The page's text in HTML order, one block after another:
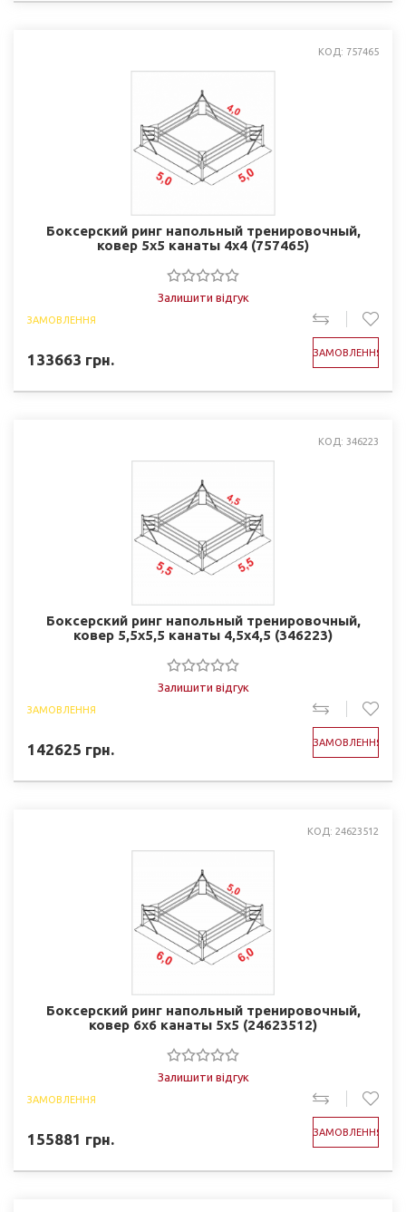
КОД: 757465
Боксерский ринг напольный тренировочный,
ковер 5х5 канаты 4х4 (757465)
Залишити відгук
ЗАМОВЛЕННЯ
133663 грн. ЗАМОВЛЕННЯ
КОД: 346223
Боксерский ринг напольный тренировочный,
ковер 5,5х5,5 канаты 4,5х4,5 (346223)
Залишити відгук
ЗАМОВЛЕННЯ
142625 грн. ЗАМОВЛЕННЯ
КОД: 24623512
Боксерский ринг напольный тренировочный,
ковер 6х6 канаты 5х5 (24623512)
Залишити відгук
ЗАМОВЛЕННЯ
155881 грн. ЗАМОВЛЕННЯ